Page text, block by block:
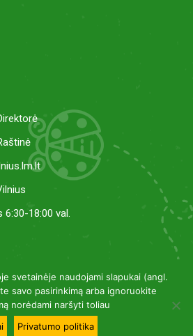
6:30-18:00 val.
svetainėje naudojami slapukai (angl.
savo pasirinkimą arba ignoruokite
norėdami naršyti toliau
Privatumo politika